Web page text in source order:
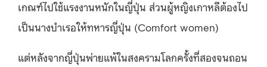
เกณฑ์ไปใช้แรงงานหนักในญี่ปุ่น ส่วนผู้หญิงเกาหลีต้องไป
เป็นนางบำเรอให้ทหารญี่ปุ่น (Comfort women)
แต่หลังจากญี่ปุ่นพ่ายแพ้ในสงครามโลกครั้งที่สองจนถอน